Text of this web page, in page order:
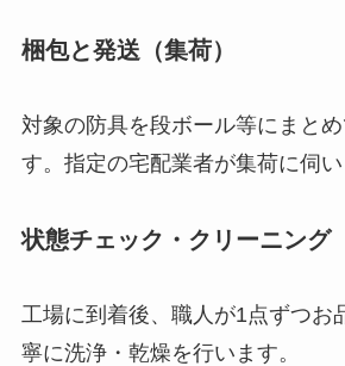
梱包と発送（集荷）
対象の防具を段ボール等にまと
す。指定の宅配業者が集荷に伺い
状態チェック・クリーニング
工場に到着後、職人が1点ずつお
寧に洗浄・乾燥を行います。